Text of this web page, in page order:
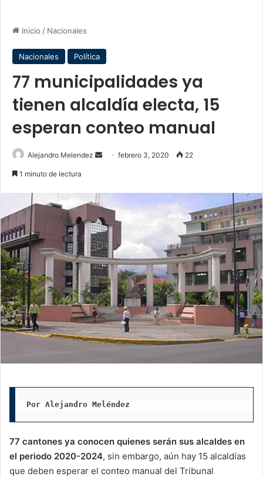
Inicio / Nacionales
Nacionales Política
77 municipalidades ya
tienen alcaldía electa, 15
esperan conteo manual
Alejandro Melendez
Sendfebrero 3, 2020 22
1 minuto de lectura
Por Alejandro Meléndez
77 cantones ya conocen quienes serán sus alcaldes en
el periodo 2020-2024, sin embargo, aún hay 15 alcaldías
que deben esperar el conteo manual del Tribunal